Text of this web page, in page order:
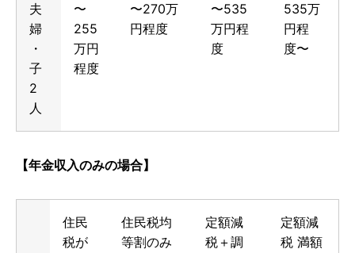
夫
婦
・
子
2
人
〜
255
万円
程度
〜270万
円程度
〜535
万円程
度
535万
円程
度〜
【年金収入のみの場合】
住民
税が
住民税均
等割のみ
定額減
税＋調
定額減
税 満額